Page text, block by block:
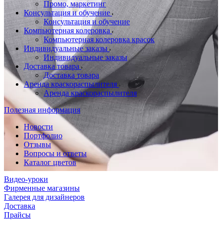
Промо, маркетинг
Консультация и обучение
Консультация и обучение
Компьютерная колеровка
Компьютерная колеровка красок
Индивидуальные заказы
Индивидуальные заказы
Доставка товара
Доставка товара
Аренда краскораспылителя
Аренда краскораспылителя
Полезная информация
Новости
Портфолио
Отзывы
Вопросы и ответы
Каталог цветов
Видео-уроки
Фирменные магазины
Галерея для дизайнеров
Доставка
Прайсы